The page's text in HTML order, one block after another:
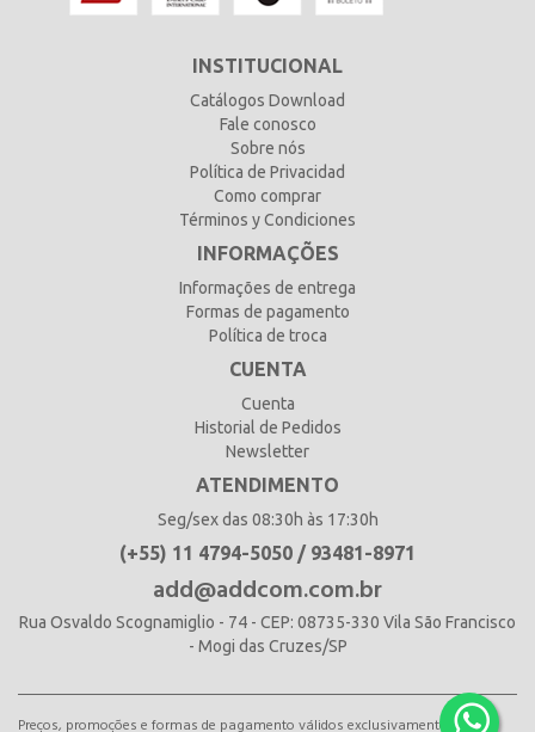
INSTITUCIONAL
Catálogos Download
Fale conosco
Sobre nós
Política de Privacidad
Como comprar
Términos y Condiciones
INFORMAÇÕES
Informações de entrega
Formas de pagamento
Política de troca
CUENTA
Cuenta
Historial de Pedidos
Newsletter
ATENDIMENTO
Seg/sex das 08:30h às 17:30h
(+55) 11 4794-5050 / 93481-8971
add@addcom.com.br
Rua Osvaldo Scognamiglio - 74 - CEP: 08735-330 Vila São Francisco
- Mogi das Cruzes/SP
Preços, promoções e formas de pagamento válidos exclusivamente para